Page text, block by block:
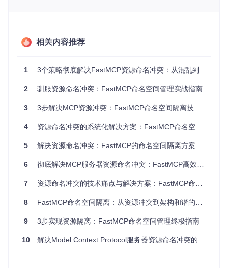
FastMCP通过资源前缀（Resource Prefix）机制解决命名冲
urce_prefix、remove_resource_prefix和has_resourc
FastMCP支持两种前缀格式，可通过 resource_prefix_for
mat
配置项切换：
path/to/resource。这种方式符合URI设计规范，通过层次
和路径部分，将前缀插入路径起始位置，形成清晰的命名空间
使用
分隔前缀和原始URI，格式为prefix+resource://pat
相关内容推荐
1 3个策略彻底解决FastMCP资源命名冲突：从混乱到有序的架构实践
2 驯服资源命名冲突：FastMCP命名空间管理实战指南
3 3步解决MCP资源冲突：FastMCP命名空间隔离技术的实践指南
4 资源命名冲突的系统化解决方案：FastMCP命名空间隔离机制深度解析
5 解决资源命名冲突：FastMCP的命名空间隔离方案
6 彻底解决MCP服务器资源命名冲突：FastMCP高效管理方案
7 资源命名冲突的技术痛点与解决方案：FastMCP命名空间隔离机制深度解析
8 FastMCP命名空间隔离：从资源冲突到架构和谐的演进之路
9 3步实现资源隔离：FastMCP命名空间管理终极指南
10 解决Model Context Protocol服务器资源命名冲突的技术方案